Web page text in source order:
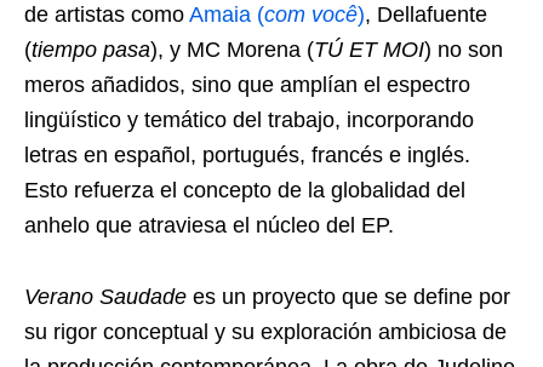
de artistas como Amaia (com você), Dellafuente
(tiempo pasa), y MC Morena (TÚ ET MOI) no son
meros añadidos, sino que amplían el espectro
lingüístico y temático del trabajo, incorporando
letras en español, portugués, francés e inglés.
Esto refuerza el concepto de la globalidad del
anhelo que atraviesa el núcleo del EP.
Verano Saudade es un proyecto que se define por
su rigor conceptual y su exploración ambiciosa de